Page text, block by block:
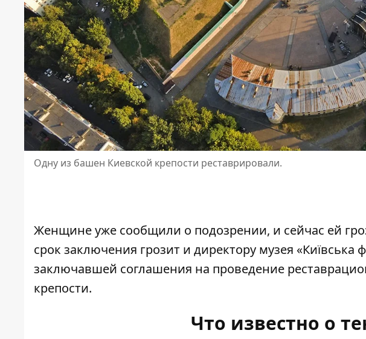
Одну из башен Киевской крепости реставрировали.
Женщине уже сообщили о подозрении, и сейчас ей
срок заключения грозит и директору музея
заключавшей соглашения на проведение
крепости.
Что известно о